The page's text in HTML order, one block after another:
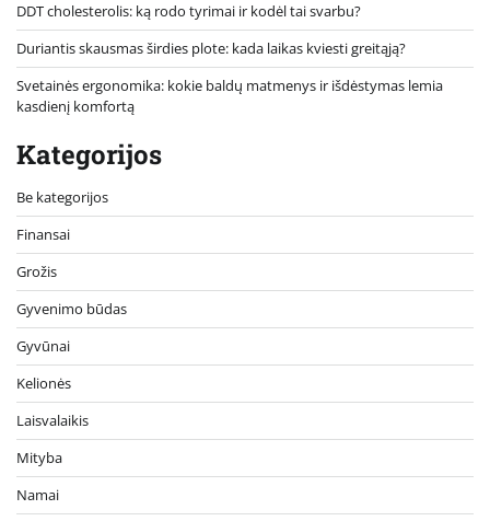
DDT cholesterolis: ką rodo tyrimai ir kodėl tai svarbu?
Duriantis skausmas širdies plote: kada laikas kviesti greitąją?
Svetainės ergonomika: kokie baldų matmenys ir išdėstymas lemia
kasdienį komfortą
Kategorijos
Be kategorijos
Finansai
Grožis
Gyvenimo būdas
Gyvūnai
Kelionės
Laisvalaikis
Mityba
Namai